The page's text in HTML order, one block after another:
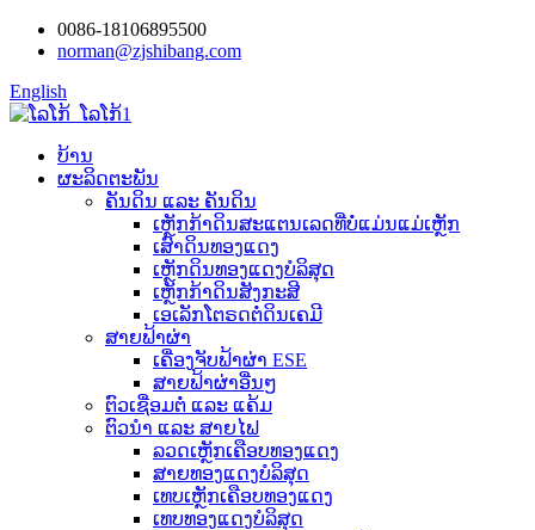
0086-18106895500
norman@zjshibang.com
English
ບ້ານ
ຜະລິດຕະພັນ
ຄັນດິນ ແລະ ຄັນດິນ
ເຫຼັກກ້າດິນສະແຕນເລດທີ່ບໍ່ແມ່ນແມ່ເຫຼັກ
ເສົາດິນທອງແດງ
ເຫຼັກດິນທອງແດງບໍລິສຸດ
ເຫຼັກກ້າດິນສັງກະສີ
ເອເລັກໂຕຣດຕໍ່ດິນເຄມີ
ສາຍຟ້າຜ່າ
ເຄື່ອງຈັບຟ້າຜ່າ ESE
ສາຍຟ້າຜ່າອື່ນໆ
ຕົວເຊື່ອມຕໍ່ ແລະ ແຄ້ມ
ຕົວນຳ ແລະ ສາຍໄຟ
ລວດເຫຼັກເຄືອບທອງແດງ
ສາຍທອງແດງບໍລິສຸດ
ເທບເຫຼັກເຄືອບທອງແດງ
ເທບທອງແດງບໍລິສຸດ